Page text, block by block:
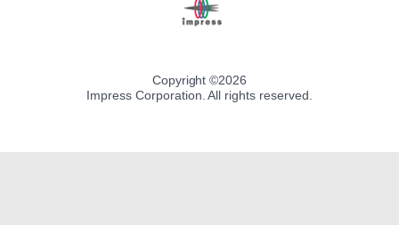
Copyright ©2026
Impress Corporation. All rights reserved.